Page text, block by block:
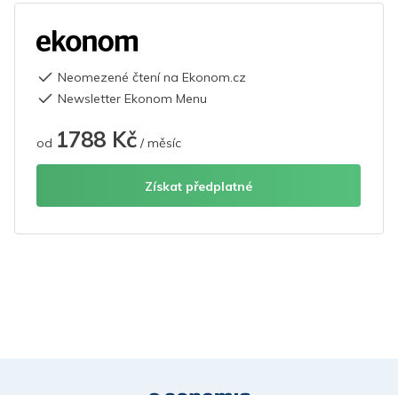
Neomezené čtení na Ekonom.cz
Newsletter Ekonom Menu
od 1788 Kč / měsíc
Získat předplatné